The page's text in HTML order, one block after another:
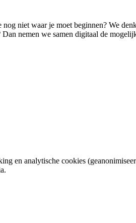
niet waar je moet beginnen? We
nemen we samen digitaal de
en analytische cookies